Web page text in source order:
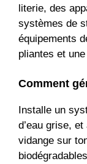
literie, des
systèmes de
équipements
pliantes et
Comment
Installe un
d’eau grise,
vidange sur